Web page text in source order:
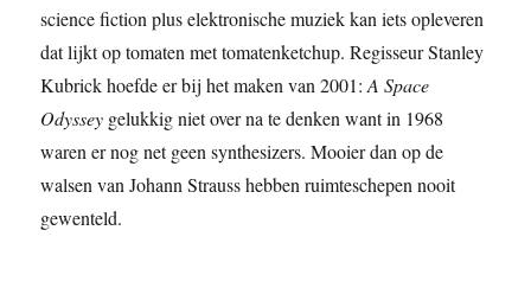
science fiction plus elektronische muziek kan iets opleveren
dat lijkt op tomaten met tomatenketchup. Regisseur Stanley
Kubrick hoefde er bij het maken van 2001:A Space
Odyssey gelukkig niet over na te denken want in 1968
waren er nog net geen synthesizers. Mooier dan op de
walsen van Johann Strauss hebben ruimteschepen nooit
gewenteld.